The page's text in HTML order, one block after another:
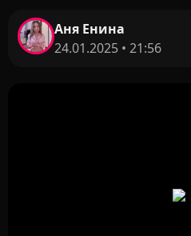
Аня Енина
24.01.2025 • 21:56